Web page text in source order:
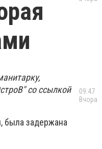
со ссылкой
была задержана
09:47
Вчора